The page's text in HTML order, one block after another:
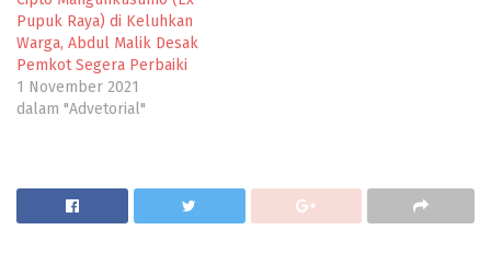
Pupuk Raya) di Keluhkan
Warga, Abdul Malik Desak
Pemkot Segera Perbaiki
1 November 2021
dalam "Advetorial"